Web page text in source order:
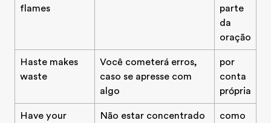
Teste o seu inglês
flames
parte
da
oração
Haste makes
waste
Você cometerá erros,
caso se apresse com
algo
por
conta
própria
Have your Não estar concentrado como